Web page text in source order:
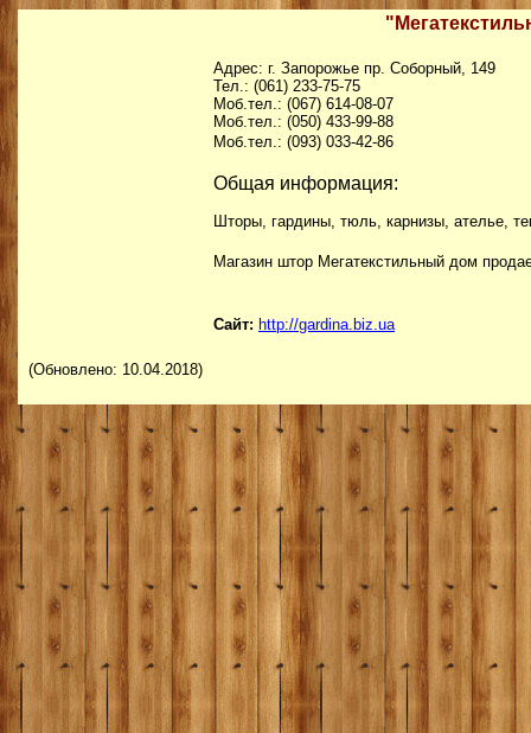
Адрес: г. Запорожье пр. Соборный, 149
Тел.: (061) 233-75-75
Моб.тел.: (067) 614-08-07
Моб.тел.: (050) 433-99-88
Моб.тел.: (093) 033-42-86
Общая информация:
Шторы, гардины, тюль, карнизы, ателье,
Магазин штор Мегатекстильный дом
Сайт: http://gardina.biz.ua
(Обновлено: 10.04.2018)